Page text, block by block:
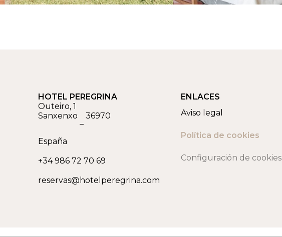
HOTEL PEREGRINA
Outeiro, 1
Sanxenxo
–
36970
España
+34 986 72 70 69
reservas@hotelperegrina.com
ENLACES
Aviso legal
Política de cookies
Configuración de cookies